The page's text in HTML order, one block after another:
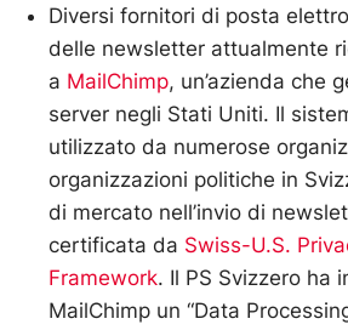
Diversi fornitori di posta
delle newsletter attualmente
a MailChimp, un’azienda che
server negli Stati Uniti. Il
utilizzato da numerose
organizzazioni politiche in
di mercato nell’invio di
certificata da Swiss-U.S.
Framework. Il PS Svizzero ha
MailChimp un “Data